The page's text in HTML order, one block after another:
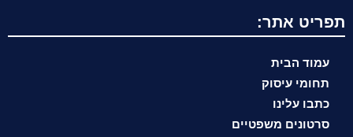
תפריט אתר:
עמוד הבית
תחומי עיסוק
כתבו עלינו
סרטונים משפטיים